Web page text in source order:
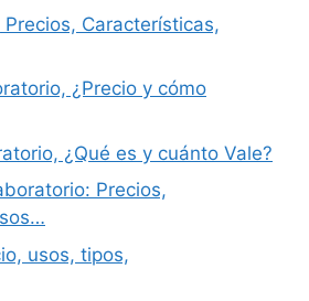
Características,
¿Precio y cómo
¿Qué es y cuánto Vale?
Precios,
usos, tipos,